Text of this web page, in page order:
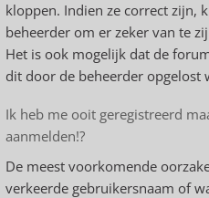
kloppen. Indien ze correct zijn,
beheerder om er zeker van te
Het is ook mogelijk dat de
dit door de beheerder opgelost
Ik heb me ooit geregistreerd
aanmelden!?
De meest voorkomende
verkeerde gebruikersnaam of